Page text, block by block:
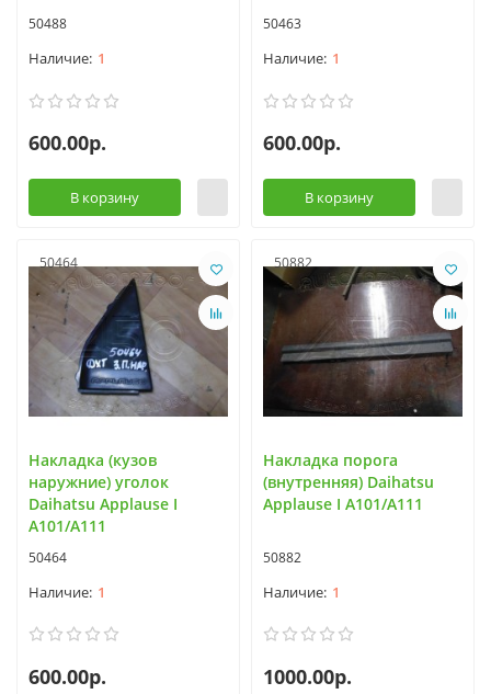
50488
1
600.00р.
В корзину
50463
1
600.00р.
В корзину
50464
Накладка (кузов
наружние) уголок
Daihatsu Applause I
A101/A111
50464
1
600.00р.
50882
Накладка порога
(внутренняя) Daihatsu
Applause I A101/A111
50882
1
1000.00р.